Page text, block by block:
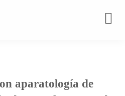
aparatología de